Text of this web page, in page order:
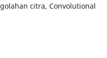
citra, Convolutional